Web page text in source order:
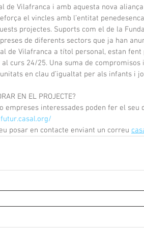
de Vilafranca i amb aquesta nova
reforça el vincles amb l’entitat
projectes. Suports com el de la
de diferents sectors que ja han
de Vilafranca a títol personal, estan
al curs 24/25. Una suma de
en clau d’igualtat per als infants i
EN EL PROJECTE?
empreses interessades poden fer el seu
posar en contacte enviant un correu